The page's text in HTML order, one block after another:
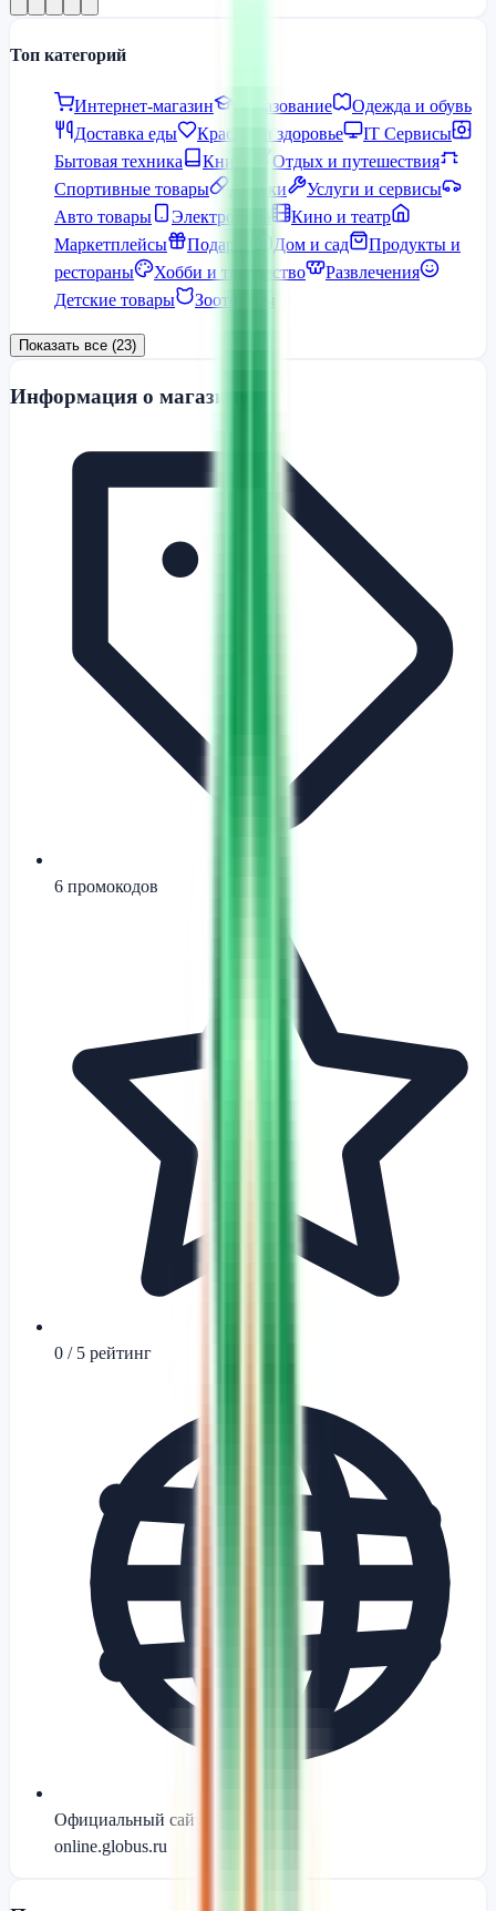
Топ категорий
Интернет-магазин Образование
Одежда и обувь
Доставка еды
Красота и здоровье
IT Сервисы
Бытовая техника
Книги
Отдых и путешествия
Спортивные товары
Аптеки
Услуги и сервисы
Авто товары
Электроника
Кино и театр
Маркетплейсы
Подарки Дом и сад
Продукты и
рестораны
Хобби и творчество
Развлечения
Детские товары
Зоотовары
Показать все (23)
Информация о магазине
6 промокодов
0 / 5 рейтинг
Официальный сайт
online.globus.ru